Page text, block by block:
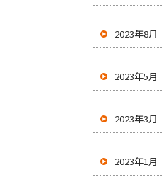
2023年8月
2023年5月
2023年3月
2023年1月